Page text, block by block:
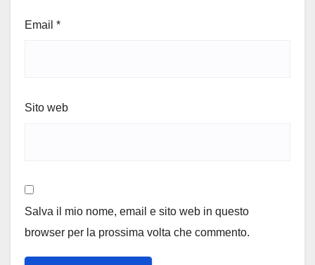
Email *
Sito web
Salva il mio nome, email e sito web in questo
browser per la prossima volta che commento.